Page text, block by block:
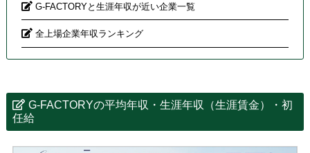
G-FACTORYと生涯年収が近い企業一覧
全上場企業年収ランキング
G-FACTORYの平均年収・生涯年収（生涯賃金）・初
任給